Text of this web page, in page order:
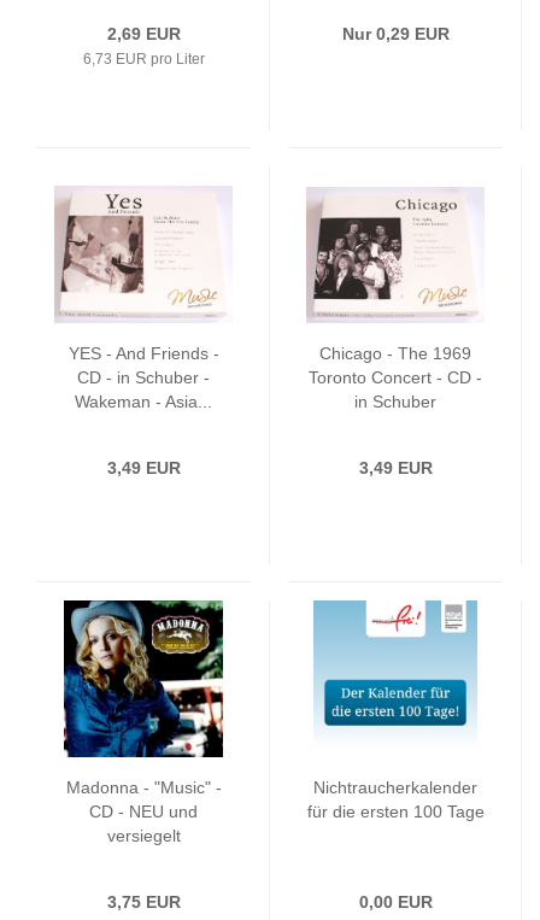
2,69 EUR
6,73 EUR pro Liter
Nur 0,29 EUR
YES - And Friends -
CD - in Schuber -
Wakeman - Asia...
3,49 EUR
Chicago - The 1969
Toronto Concert - CD -
in Schuber
3,49 EUR
Madonna - "Music" -
CD - NEU und
versiegelt
3,75 EUR
Nichtraucherkalender
für die ersten 100 Tage
0,00 EUR